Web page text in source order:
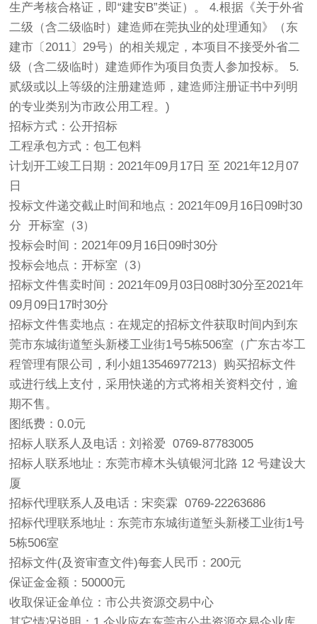
生产考核合格证，即“建安B”类证）。 4.根据《关于外省
二级（含二级临时）建造师在莞执业的处理通知》（东
建市〔2011〕29号）的相关规定，本项目不接受外省二
级（含二级临时）建造师作为项目负责人参加投标。 5.
贰级或以上等级的注册建造师，建造师注册证书中列明
的专业类别为市政公用工程。)
招标方式：公开招标
工程承包方式：包工包料
计划开工竣工日期：2021年09月17日 至 2021年12月07
日
投标文件递交截止时间和地点：2021年09月16日09时30
分 开标室（3）
投标会时间：2021年09月16日09时30分
投标会地点：开标室（3）
招标文件售卖时间：2021年09月03日08时30分至2021年
09月09日17时30分
招标文件售卖地点：在规定的招标文件获取时间内到东
莞市东城街道堑头新楼工业街1号5栋506室（广东古岑工
程管理有限公司，利小姐13546977213）购买招标文件
或进行线上支付，采用快递的方式将相关资料交付，逾
期不售。
图纸费：0.0元
招标人联系人及电话：刘裕爱 0769-87783005
招标人联系地址：东莞市樟木头镇银河北路 12 号建设大
厦
招标代理联系人及电话：宋奕霖 0769-22263686
招标代理联系地址：东莞市东城街道堑头新楼工业街1号
5栋506室
招标文件(及资审查文件)每套人民币：200元
保证金金额：50000元
收取保证金单位：市公共资源交易中心